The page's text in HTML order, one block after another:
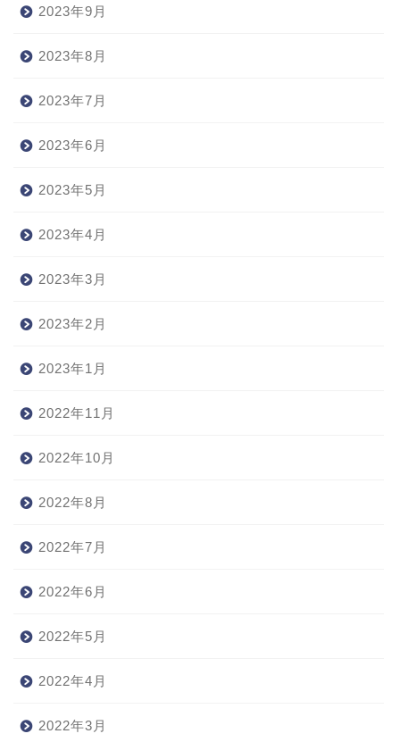
2023年9月
2023年8月
2023年7月
2023年6月
2023年5月
2023年4月
2023年3月
2023年2月
2023年1月
2022年11月
2022年10月
2022年8月
2022年7月
2022年6月
2022年5月
2022年4月
2022年3月